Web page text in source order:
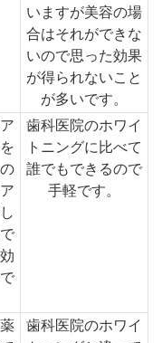
いますが美容の場
合はそれができな
いので思った効果
が得られないこと
が多いです。
歯科医院のホワイ
トニングに比べて
誰でもできるので
手軽です。
歯科医院のホワイ